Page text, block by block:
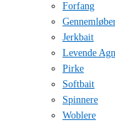
Forfang
Jerkbait
Levende Agn
Pirke
Softbait
Spinnere
Woblere